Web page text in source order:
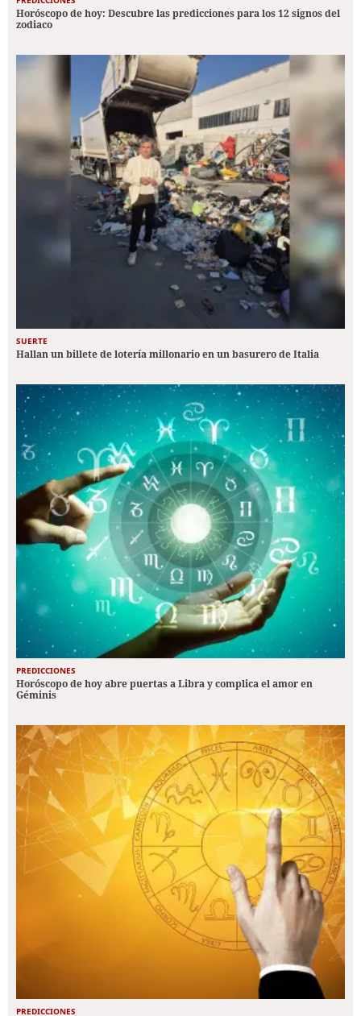
Horóscopo de hoy: Descubre las predicciones para los 12 signos del
zodiaco
SUERTE
Hallan un billete de lotería millonario en un basurero de Italia
PREDICCIONES
Horóscopo de hoy abre puertas a Libra y complica el amor en
Géminis
PREDICCIONES